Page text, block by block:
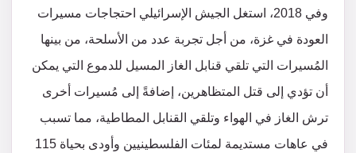
وفي 2018، استغل الجيش الإسرائيلي احتجاجات مسيرات
العودة في غزة، من أجل تجربة عدد من الأسلحة، من بينها
المُسيرات التي تلقي قنابل الغاز المسيل للدموع التي يمكن
أن تؤدي إلى قتل المتظاهرين، إضافةً إلى مُسيرات أخرى
ترش الغاز في الهواء وتلقي القنابل المطاطية، مما تسبب
في عاهات مستديمة لمئات الفلسطينيين وأودى بحياة 115